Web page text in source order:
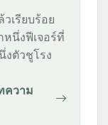
เรียบร้อย
หนึ่งฟีเจอร์ที่
งตัวชูโรง
ความ